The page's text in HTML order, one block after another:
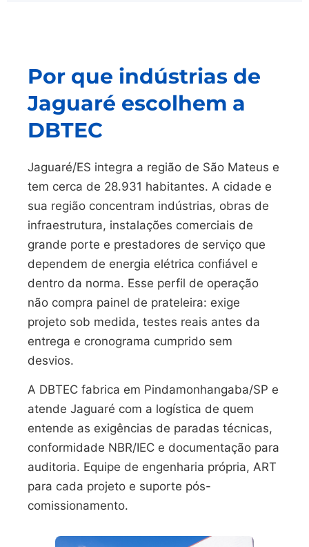
Por que indústrias de
Jaguaré escolhem a
DBTEC
Jaguaré/ES integra a região de São Mateus e
tem cerca de 28.931 habitantes. A cidade e
sua região concentram indústrias, obras de
infraestrutura, instalações comerciais de
grande porte e prestadores de serviço que
dependem de energia elétrica confiável e
dentro da norma. Esse perfil de operação
não compra painel de prateleira: exige
projeto sob medida, testes reais antes da
entrega e cronograma cumprido sem
desvios.
A DBTEC fabrica em Pindamonhangaba/SP e
atende Jaguaré com a logística de quem
entende as exigências de paradas técnicas,
conformidade NBR/IEC e documentação para
auditoria. Equipe de engenharia própria, ART
para cada projeto e suporte pós-
comissionamento.